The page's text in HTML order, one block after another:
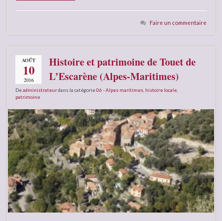
Faire un commentaire
AOÛT
10
2016
Histoire et patrimoine de Touet de
L’Escarène (Alpes-Maritimes)
Deadministrateurdans la catégorie06 - Alpes maritimes histoire locale
patrimoine